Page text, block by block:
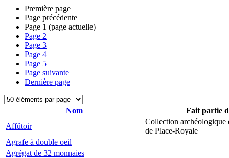
Première page
Page précédente
Page 1 (page actuelle)
Page 2
Page 3
Page 4
Page 5
Page suivante
Dernière page
Nom
Fait partie
Affûtoir
Collection archéologique
de Place-Royale
Agrafe à double oeil
Agrégat de 32 monnaies